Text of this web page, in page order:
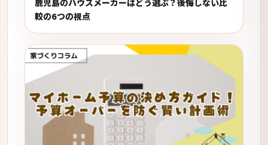
鹿児島のハウスメーカーはどう選ぶ？後悔しない比
較の6つの視点